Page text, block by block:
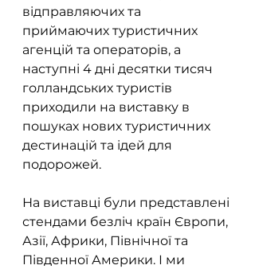
відправляючих та
приймаючих туристичних
агенцій та операторів, а
наступні 4 дні десятки тисяч
голландських туристів
приходили на виставку в
пошуках нових туристичних
дестинацій та ідей для
подорожей.
На виставці були представлені
стендами безліч країн Європи,
Азії, Африки, Північної та
Південної Америки. І ми